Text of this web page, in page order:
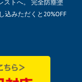
ストへ。 完全防塵塗
込みただくと20%OFF